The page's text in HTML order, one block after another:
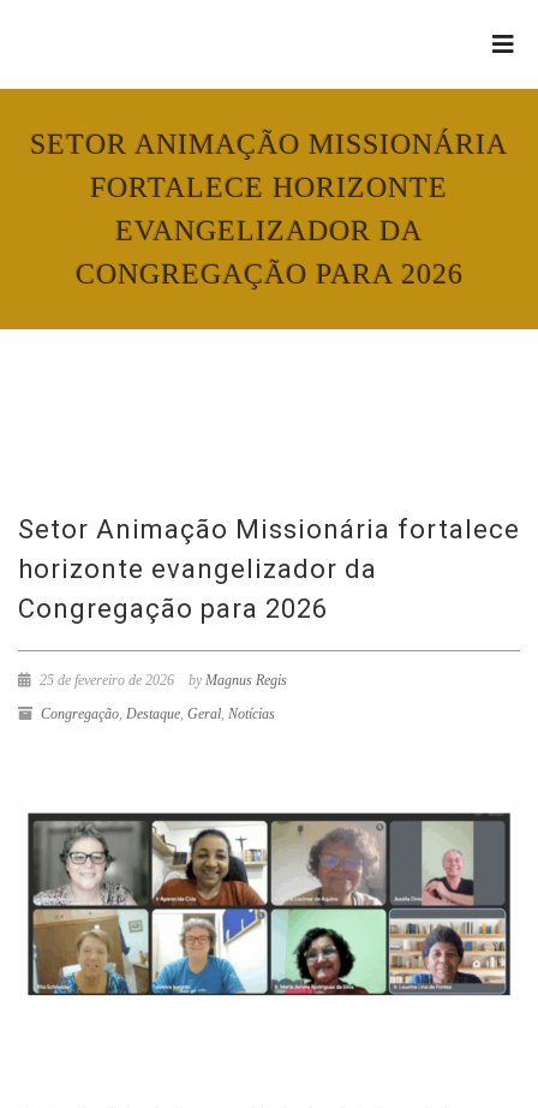
SETOR ANIMAÇÃO MISSIONÁRIA
FORTALECE HORIZONTE
EVANGELIZADOR DA
CONGREGAÇÃO PARA 2026
Setor Animação Missionária fortalece
horizonte evangelizador da
Congregação para 2026
25 de fevereiro de 2026 byMagnus Regis
Congregação, Destaque, Geral, Notícias